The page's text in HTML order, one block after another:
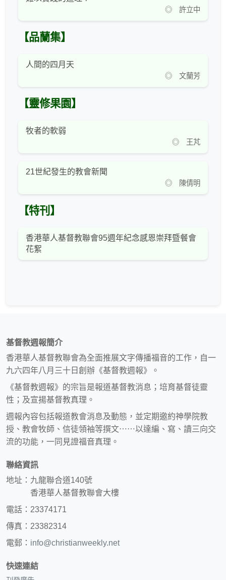
◎ 許立中
【品蘭集】
人間的四月天
◎ 文蘭芳
【靈修果園】
牧者的軟弱
◎ 王芃
21世紀發生的教會新聞
◎ 陳倩明
【特刊】
香港華人基督教聯會95週年紀念感恩崇拜暨餐會
花絮
基督教週報簡介
香港華人基督教聯會為全面推展文字傳播福音的工作，自一
九六四年八月三十日創辦《基督教週報》。
《基督教週報》的宗旨是報道基督教消息；培育基督徒靈
性；及宣揚基督教真理。
週報內容包括報道教會消息及動態，並定期邀約神學院教
授、教會牧師、信徒領袖等撰文⋯⋯以達編、寫、讀三向交
流的功能，一同見證福音真理。
聯絡資訊
地址：九龍聯合道140號
香港華人基督教聯會大樓
電話：23374171
傳真：23382314
電郵： info@christianweekly.net
快速連結